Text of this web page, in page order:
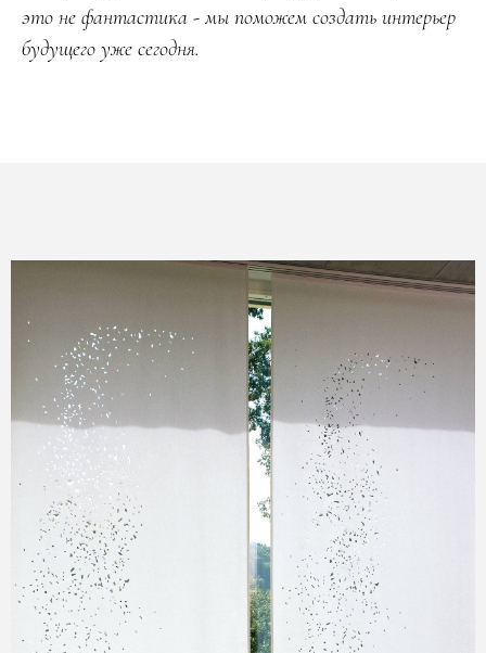
это не фантастика - мы поможем создать интерьер
будущего уже сегодня.